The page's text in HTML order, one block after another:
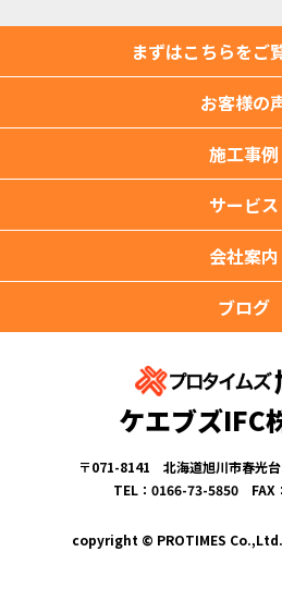
まずはこちらをご
お客様の
施工事例
サービス
会社案内
ブログ
ケエブズIFC
〒071-8141 北海道旭川市春光
TEL：0166-73-5850 FAX
copyright © PROTIMES